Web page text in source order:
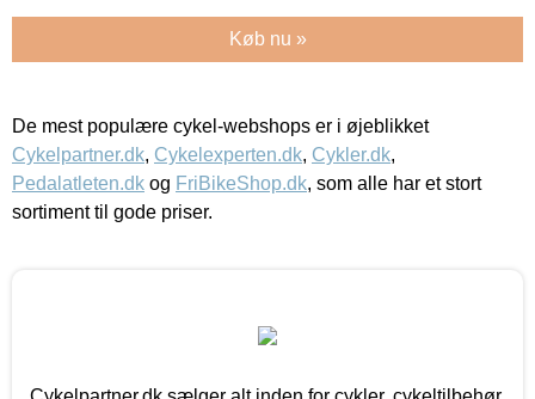
Køb nu »
De mest populære cykel-webshops er i øjeblikket
Cykelpartner.dk, Cykelexperten.dk, Cykler.dk,
Pedalatleten.dk og FriBikeShop.dk, som alle har et stort
sortiment til gode priser.